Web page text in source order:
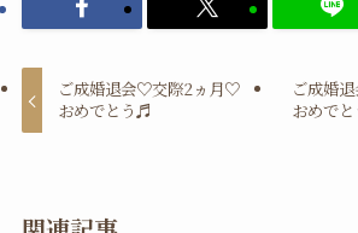
ご成婚退会♡交際2ヵ月♡
おめでとう♬
ご成婚
おめで